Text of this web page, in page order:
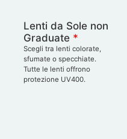
Lenti da Sole non
Graduate *
Scegli tra lenti colorate,
sfumate o specchiate.
Tutte le lenti offrono
protezione UV400.